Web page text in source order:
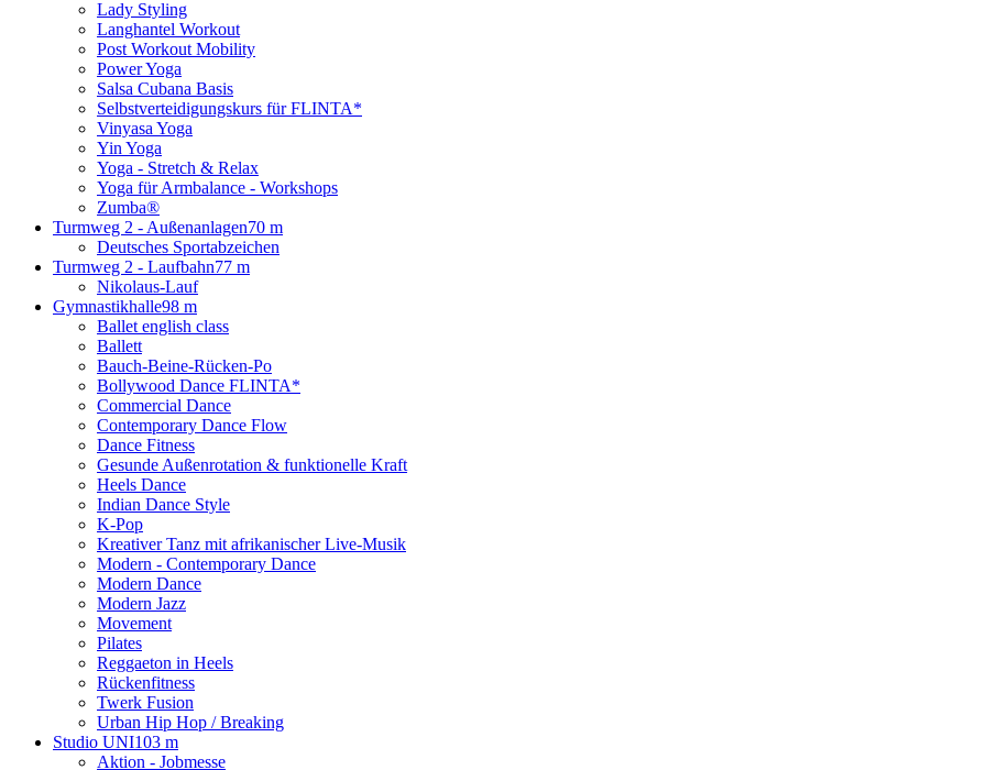
Lady Styling
Langhantel Workout
Post Workout Mobility
Power Yoga
Salsa Cubana Basis
Selbstverteidigungskurs für FLINTA*
Vinyasa Yoga
Yin Yoga
Yoga - Stretch & Relax
Yoga für Armbalance - Workshops
Zumba®
Turmweg 2 - Außenanlagen70 m
Deutsches Sportabzeichen
Turmweg 2 - Laufbahn77 m
Nikolaus-Lauf
Gymnastikhalle98 m
Ballet english class
Ballett
Bauch-Beine-Rücken-Po
Bollywood Dance FLINTA*
Commercial Dance
Contemporary Dance Flow
Dance Fitness
Gesunde Außenrotation & funktionelle Kraft
Heels Dance
Indian Dance Style
K-Pop
Kreativer Tanz mit afrikanischer Live-Musik
Modern - Contemporary Dance
Modern Dance
Modern Jazz
Movement
Pilates
Reggaeton in Heels
Rückenfitness
Twerk Fusion
Urban Hip Hop / Breaking
Studio UNI103 m
Aktion - Jobmesse